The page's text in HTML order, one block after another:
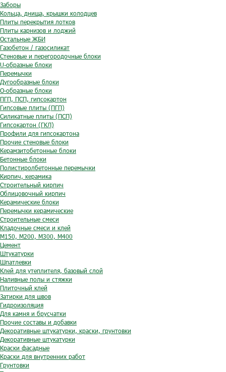
Заборы
Кольца, днища, крышки колодцев
Плиты перекрытия лотков
Плиты карнизов и лоджий
Остальные ЖБИ
Газобетон / газосиликат
Стеновые и перегородочные блоки
U-образные блоки
Перемычки
Дугообразные блоки
O-образные блоки
ПГП, ПСП, гипсокартон
Гипсовые плиты (ПГП)
Силикатные плиты (ПСП)
Гипсокартон (ГКЛ)
Профили для гипсокартона
Прочие стеновые блоки
Керамзитобетонные блоки
Бетонные блоки
Полистиролбетонные перемычки
Кирпич, керамика
Строительный кирпич
Облицовочный кирпич
Керамические блоки
Перемычки керамические
Строительные смеси
Кладочные смеси и клей
М150, М200, М300, М400
Цемент
Штукатурки
Шпатлевки
Клей для утеплителя, базовый слой
Наливные полы и стяжки
Плиточный клей
Затирки для швов
Гидроизоляция
Для камня и брусчатки
Прочие составы и добавки
Декоративные штукатурки, краски, грунтовки
Декоративные штукатурки
Краски фасадные
Краски для внутренних работ
Грунтовки